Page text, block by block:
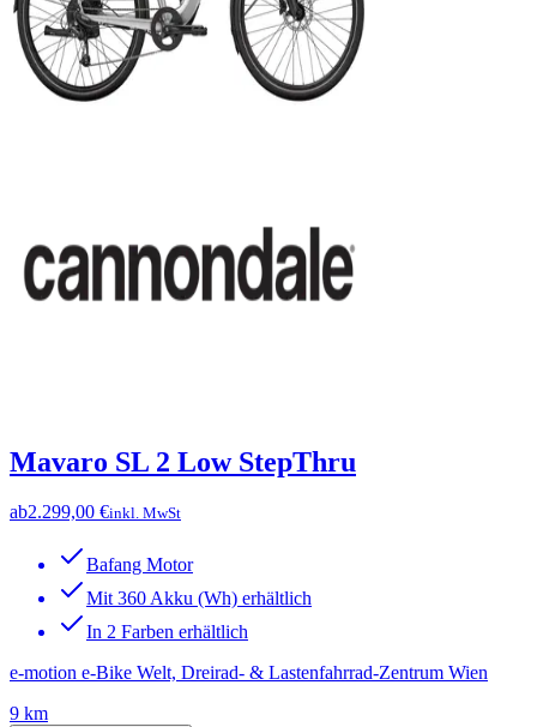
Mavaro SL 2 Low StepThru
ab2.299,00 €inkl. MwSt
Bafang Motor
Mit 360 Akku (Wh) erhältlich
In 2 Farben erhältlich
e-motion e-Bike Welt, Dreirad- & Lastenfahrrad-Zentrum Wien
9 km